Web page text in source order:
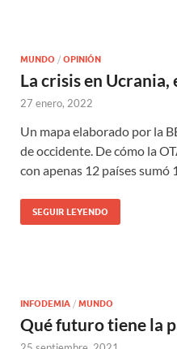
MUNDO / OPINIÓN
La crisis en Ucrania,
27 enero, 2022
Un mapa elaborado por la
de occidente. De cómo la
con apenas 12 países sumó
SEGUIR LEYENDO
INFODEMIA / MUNDO
Qué futuro tiene la